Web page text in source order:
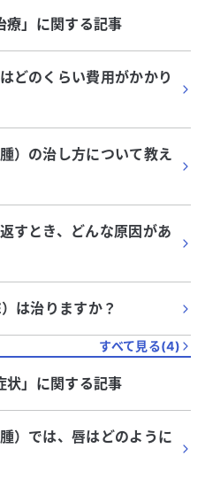
療」に関する記事
どのくらい費用がかかり
）の治し方について教え
すとき、どんな原因があ
は治りますか？
すべて見る(4)
状」に関する記事
）では、唇はどのように